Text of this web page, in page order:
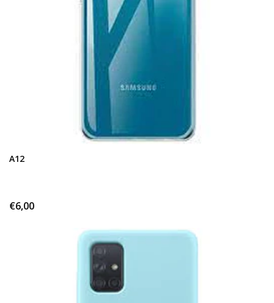
A12
€6,00